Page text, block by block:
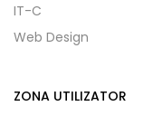
IT-C
Web Design
ZONA UTILIZATOR